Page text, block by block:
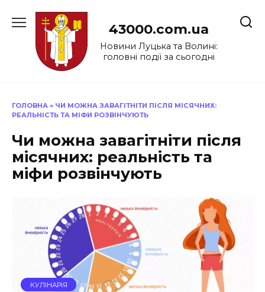
до
43000.com.ua
Новини Луцька та Волині:
головні події за сьогодні
ГОЛОВНА » ЧИ МОЖНА ЗАВАГІТНІТИ ПІСЛЯ МІСЯЧНИХ:
РЕАЛЬНІСТЬ ТА МІФИ РОЗВІНЧУЮТЬ
Чи можна завагітніти після
місячних: реальність та
міфи розвінчують
КУЛІНАРІЯ